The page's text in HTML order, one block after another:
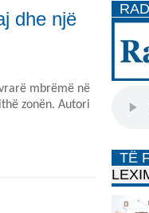
dhe një
mbrëmë në
zonën. Autori
TË